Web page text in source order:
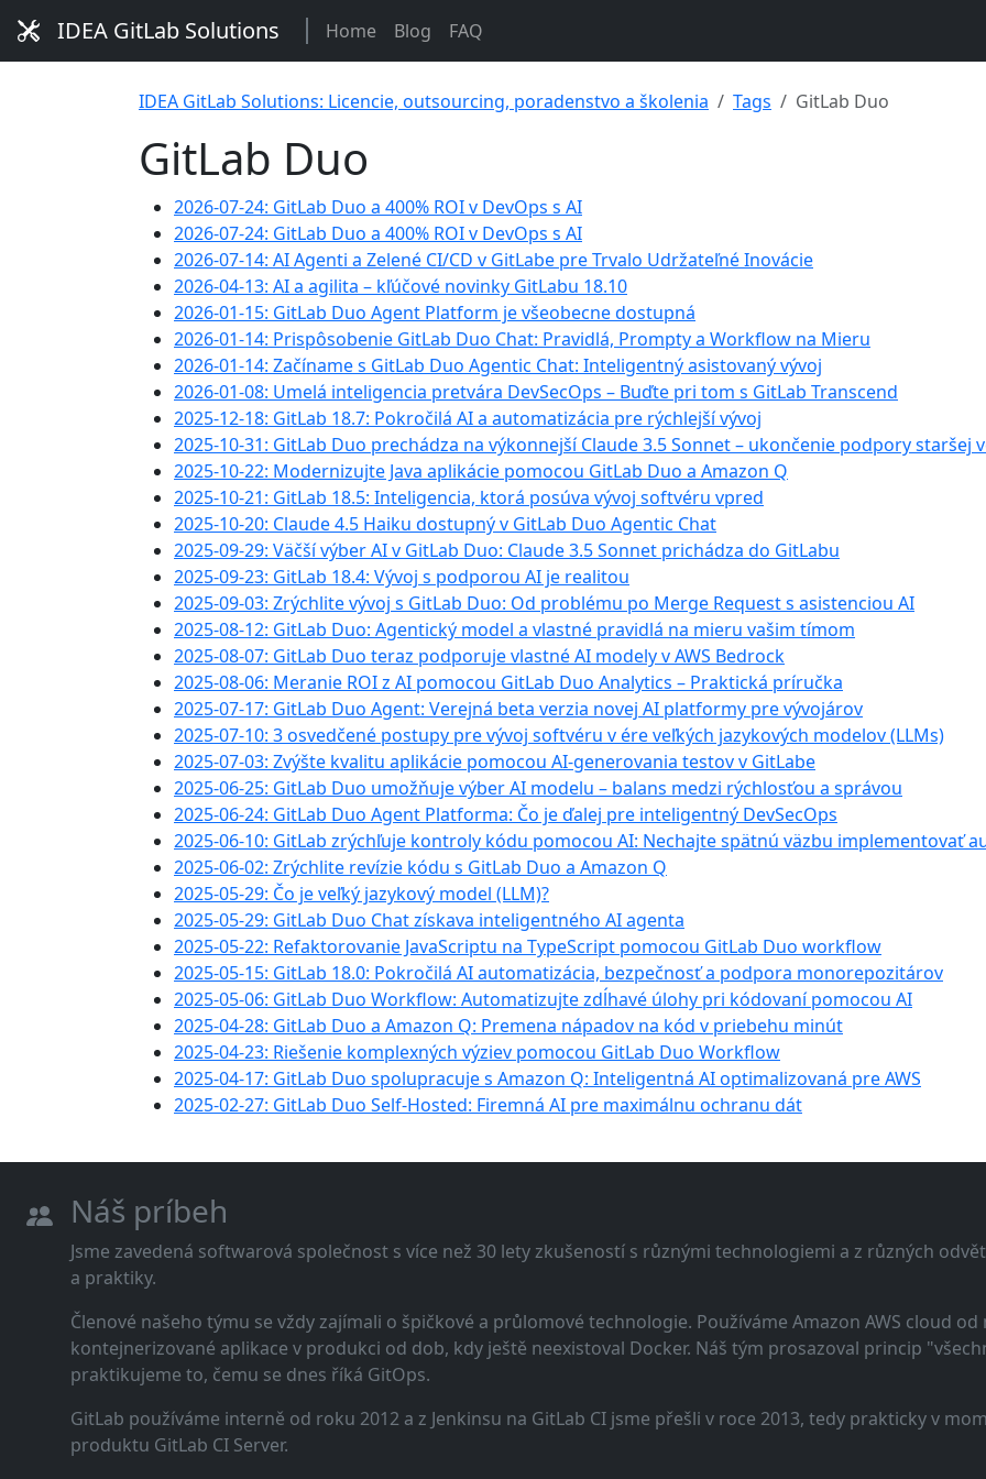
IDEA GitLab Solutions Home Blog FAQ
IDEA GitLab Solutions: Licencie, outsourcing, poradenstvo a školenia Tags GitLab Duo
GitLab Duo
2026-07-24: GitLab Duo a 400% ROI v DevOps s AI
2026-07-24: GitLab Duo a 400% ROI v DevOps s AI
2026-07-14: AI Agenti a Zelené CI/CD v GitLabe pre Trvalo Udržateľné Inovácie
2026-04-13: AI a agilita – kľúčové novinky GitLabu 18.10
2026-01-15: GitLab Duo Agent Platform je všeobecne dostupná
2026-01-14: Prispôsobenie GitLab Duo Chat: Pravidlá, Prompty a Workflow na Mieru
2026-01-14: Začíname s GitLab Duo Agentic Chat: Inteligentný asistovaný vývoj
2026-01-08: Umelá inteligencia pretvára DevSecOps – Buďte pri tom s GitLab Transcend
2025-12-18: GitLab 18.7: Pokročilá AI a automatizácia pre rýchlejší vývoj
2025-10-31: GitLab Duo prechádza na výkonnejší Claude 3.5 Sonnet – ukončenie podpory staršej
2025-10-22: Modernizujte Java aplikácie pomocou GitLab Duo a Amazon Q
2025-10-21: GitLab 18.5: Inteligencia, ktorá posúva vývoj softvéru vpred
2025-10-20: Claude 4.5 Haiku dostupný v GitLab Duo Agentic Chat
2025-09-29: Väčší výber AI v GitLab Duo: Claude 3.5 Sonnet prichádza do GitLabu
2025-09-23: GitLab 18.4: Vývoj s podporou AI je realitou
2025-09-03: Zrýchlite vývoj s GitLab Duo: Od problému po Merge Request s asistenciou AI
2025-08-12: GitLab Duo: Agentický model a vlastné pravidlá na mieru vašim tímom
2025-08-07: GitLab Duo teraz podporuje vlastné AI modely v AWS Bedrock
2025-08-06: Meranie ROI z AI pomocou GitLab Duo Analytics – Praktická príručka
2025-07-17: GitLab Duo Agent: Verejná beta verzia novej AI platformy pre vývojárov
2025-07-10: 3 osvedčené postupy pre vývoj softvéru v ére veľkých jazykových modelov (LLMs)
2025-07-03: Zvýšte kvalitu aplikácie pomocou AI-generovania testov v GitLabe
2025-06-25: GitLab Duo umožňuje výber AI modelu – balans medzi rýchlosťou a správou
2025-06-24: GitLab Duo Agent Platforma: Čo je ďalej pre inteligentný DevSecOps
2025-06-10: GitLab zrýchľuje kontroly kódu pomocou AI: Nechajte spätnú väzbu implementovať
2025-06-02: Zrýchlite revízie kódu s GitLab Duo a Amazon Q
2025-05-29: Čo je veľký jazykový model (LLM)?
2025-05-29: GitLab Duo Chat získava inteligentného AI agenta
2025-05-22: Refaktorovanie JavaScriptu na TypeScript pomocou GitLab Duo workflow
2025-05-15: GitLab 18.0: Pokročilá AI automatizácia, bezpečnosť a podpora monorepozitárov
2025-05-06: GitLab Duo Workflow: Automatizujte zdĺhavé úlohy pri kódovaní pomocou AI
2025-04-28: GitLab Duo a Amazon Q: Premena nápadov na kód v priebehu minút
2025-04-23: Riešenie komplexných výziev pomocou GitLab Duo Workflow
2025-04-17: GitLab Duo spolupracuje s Amazon Q: Inteligentná AI optimalizovaná pre AWS
2025-02-27: GitLab Duo Self-Hosted: Firemná AI pre maximálnu ochranu dát
Náš príbeh
Jsme zavedená softwarová společnost s více než 30 lety zkušeností s různými technologiemi a z různých
a praktiky.
Členové našeho týmu se vždy zajímali o špičkové a průlomové technologie. Používáme Amazon AWS cloud
kontejnerizované aplikace v produkci od dob, kdy ještě neexistoval Docker. Náš tým prosazoval princip
praktikujeme to, čemu se dnes říká GitOps.
GitLab používáme interně od roku 2012 a z Jenkinsu na GitLab CI jsme přešli v roce 2013, tedy prakticky v
produktu GitLab CI Server.